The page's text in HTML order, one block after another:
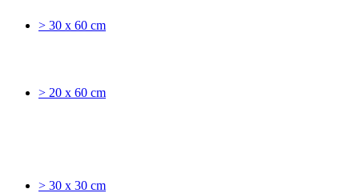
> 30 x 60 cm
> 20 x 60 cm
> 30 x 30 cm